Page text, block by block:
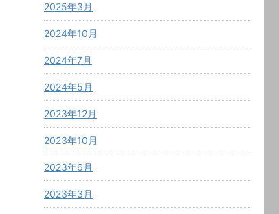
2025年3月
2024年10月
2024年7月
2024年5月
2023年12月
2023年10月
2023年6月
2023年3月